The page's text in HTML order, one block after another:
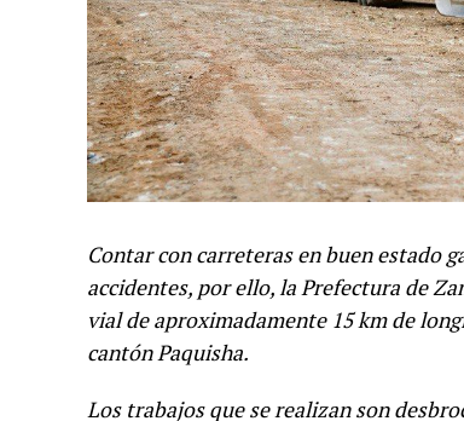
Contar con carreteras en buen estado
accidentes, por ello, la Prefectura de
vial de aproximadamente 15 km de
cantón Paquisha.
Los trabajos que se realizan son